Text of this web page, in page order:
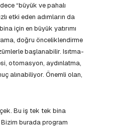
“büyük ve pahalı
etki eden adımların da
için en büyük yatırımı
doğru önceliklendirme
başlanabilir. Isıtma-
otomasyon, aydınlatma,
alınabiliyor. Önemli olan,
Bu iş tek tek bina
burada program